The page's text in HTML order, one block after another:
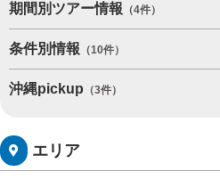
期間別ツアー情報 （4件）
条件別情報 （10件）
沖縄pickup （3件）
エリア